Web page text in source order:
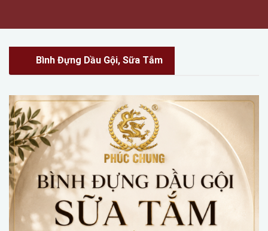
Bình Đựng Dầu Gội, Sữa Tắm